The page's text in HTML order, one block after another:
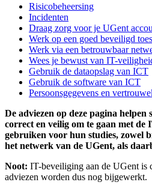
Risicobeheersing
Incidenten
Draag zorg voor je UGent
Werk op een goed beveiligd
Werk via een betrouwbaar
Wees je bewust van IT-
Gebruik de dataopslag van ICT
Gebruik de software van ICT
Persoonsgegevens en
De adviezen op deze pagina
correct en veilig om te gaan met de
gebruiken voor hun studies, zowel
het netwerk van de UGent, als
Noot: IT-beveiliging aan de UGent is
adviezen worden dus nog bijgewerkt.